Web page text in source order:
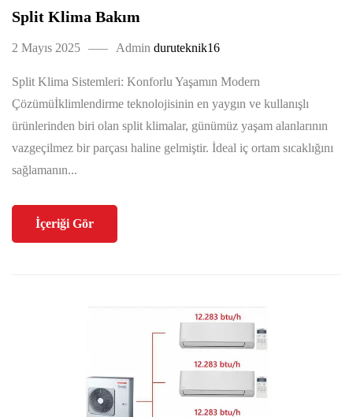
Split Klima Bakım
2 Mayıs 2025 Admin duruteknik16
Split Klima Sistemleri: Konforlu Yaşamın Modern
Çözümüİklimlendirme teknolojisinin en yaygın ve kullanışlı
ürünlerinden biri olan split klimalar, günümüz yaşam alanlarının
vazgeçilmez bir parçası haline gelmiştir. İdeal iç ortam sıcaklığını
sağlamanın...
İçeriği Gör